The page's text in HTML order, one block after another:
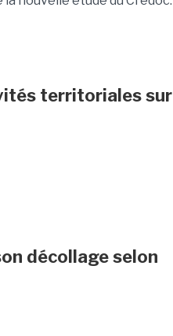
territoriales sur
décollage selon